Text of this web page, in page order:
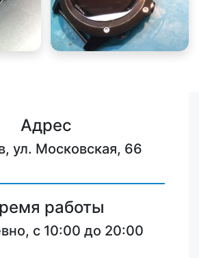
Адрес
ул. Московская, 66
работы
с 10:00 до 20:00